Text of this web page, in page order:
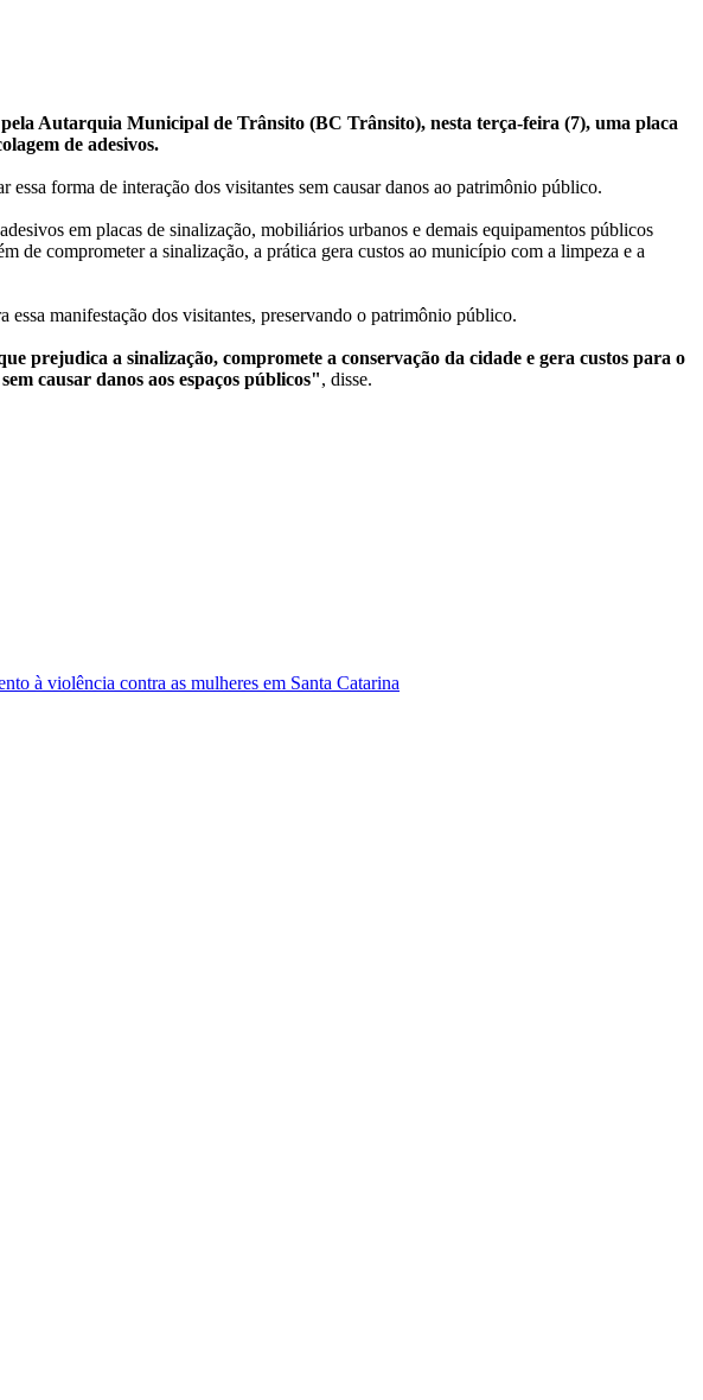
Autarquia Municipal de Trânsito (BC Trânsito), nesta terça-feira (7), uma placa
de adesivos.
essa forma de interação dos visitantes sem causar danos ao patrimônio público.
em placas de sinalização, mobiliários urbanos e demais equipamentos públicos
comprometer a sinalização, a prática gera custos ao município com a limpeza e a
manifestação dos visitantes, preservando o patrimônio público.
prejudica a sinalização, compromete a conservação da cidade e gera custos para o
causar danos aos espaços públicos", disse.